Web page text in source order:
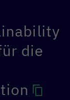
die